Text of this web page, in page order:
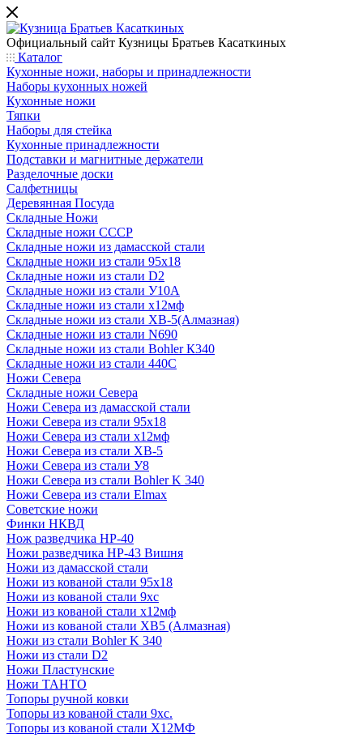
Официальный сайт Кузницы Братьев Касаткиных
Каталог
Кухонные ножи, наборы и принадлежности
Наборы кухонных ножей
Кухонные ножи
Тяпки
Наборы для стейка
Кухонные принадлежности
Подставки и магнитные держатели
Разделочные доски
Салфетницы
Деревянная Посуда
Складные Ножи
Cкладные ножи СССР
Складные ножи из дамасской стали
Складные ножи из стали 95х18
Складные ножи из стали D2
Складные ножи из стали У10А
Складные ножи из стали х12мф
Складные ножи из стали ХВ-5(Алмазная)
Складные ножи из стали N690
Складные ножи из стали Bohler К340
Складные ножи из стали 440С
Ножи Севера
Складные ножи Севера
Ножи Севера из дамасской стали
Ножи Севера из стали 95х18
Ножи Севера из стали х12мф
Ножи Севера из стали ХВ-5
Ножи Севера из стали У8
Ножи Севера из стали Bohler K 340
Ножи Севера из стали Elmax
Советские ножи
Финки НКВД
Нож разведчика НР-40
Ножи разведчика НР-43 Вишня
Ножи из дамасской стали
Ножи из кованой стали 95х18
Ножи из кованой стали 9хс
Ножи из кованой стали х12мф
Ножи из кованой стали ХВ5 (Алмазная)
Ножи из стали Bohler K 340
Ножи из стали D2
Ножи Пластунские
Ножи ТАНТО
Топоры ручной ковки
Топоры из кованой стали 9хс.
Топоры из кованой стали Х12МФ